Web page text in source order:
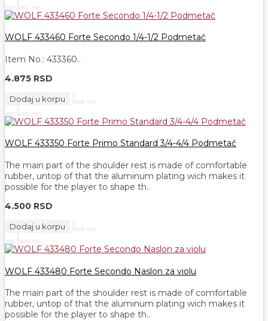
WOLF 433460 Forte Secondo 1/4-1/2 Podmetač
Item No.: 433360..
4.875 RSD
Dodaj u korpu
WOLF 433350 Forte Primo Standard 3/4-4/4 Podmetač
The main part of the shoulder rest is made of comfortable
rubber, untop of that the aluminum plating wich makes it
possible for the player to shape th..
4.500 RSD
Dodaj u korpu
WOLF 433480 Forte Secondo Naslon za violu
The main part of the shoulder rest is made of comfortable
rubber, untop of that the aluminum plating wich makes it
possible for the player to shape th..